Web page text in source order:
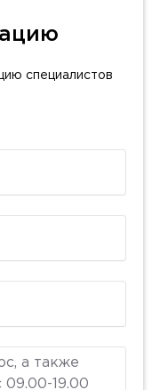
специалистов